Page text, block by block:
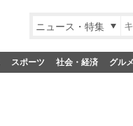
ニュース・特集
スポーツ 社会・経済 グルメ